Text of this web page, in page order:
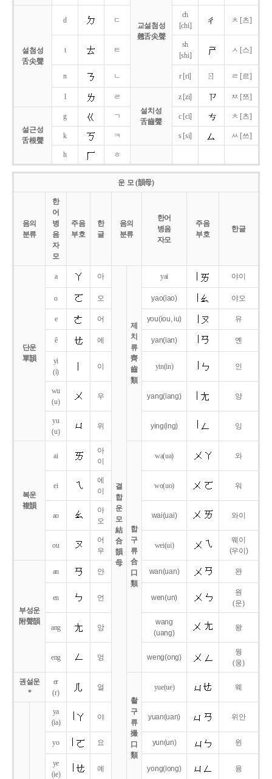
교설첨성
翹舌尖聲
설첨성
舌尖聲
d ㄷ
ch
[chi]
ㅊ [츠]
t ㅌ
sh
[shi]
ㅅ [스]
n ㄴ r [ri] ㄖ ㄹ [르]
l
ㄹ
설치성
舌齒聲
z [zi] ㅉ [쯔]
설근성
舌根聲
g ㄱ c [ci] ㅊ [츠]
k ㅋ s [si] ㅆ [쓰]
h ㅎ
운 모 (韻母)
음의
분류
한
어
병
음
자
모
주음
부호
한
글
음의
분류
한어
병음
자모
주음
부호
한글
단운
單韻
a 아
결
합
운
모
結
合
韻
母
제
치
류
齊
齒
類
yai 야이
o 오 yao(iao) 야오
e 어 you(iou,iu) 유
ê 에 yan(ian) 옌
yi
(i)
이 yin(in) 인
wu
(u)
우 yang(iang) 양
yu
(u)
위 ying(ing) 잉
복운
複韻
ai
아
이
합
구
류
合
口
類
wa(ua) 와
ei
에
이
wo(uo) 워
ao
아
오
wai(uai) 와이
ou
어
우
wei(ui)
웨이
(우이)
부성운
附聲韻
an 안 wan(uan) 완
en 언 wen(un)
원
(운)
ang 앙
wang
(uang)
왕
eng 엉 weng(ong)
웡
(웅)
권설운
*
er
(r)
얼
촬
구
류
撮
口
類
yue(ue) 웨
ya
(ia)
야 yuan(uan) 위안
yo 요 yun(un) 윈
ye
(ie)
예 yong(iong) 융